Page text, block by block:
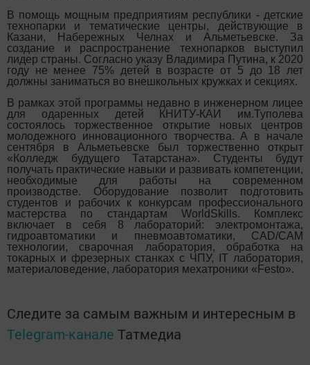
В помощь мощным предприятиям республики - детские
технопарки и тематические центры, действующие в
Казани, Набережных Челнах и Альметьевске. За
создание и распространение технопарков выступил
лидер страны. Согласно указу Владимира Путина, к 2020
году не менее 75% детей в возрасте от 5 до 18 лет
должны заниматься во внешкольных кружках и секциях.
В рамках этой программы недавно в инженерном лицее
для одаренных детей КНИТУ-КАИ им.Туполева
состоялось торжественное открытие новых центров
молодежного инновационного творчества. А в начале
сентября в Альметьевске был торжественно открыт
«Колледж будущего Татарстана». Студенты будут
получать практические навыки и развивать компетенции,
необходимые для работы на современном
производстве. Оборудование позволит подготовить
студентов и рабочих к конкурсам профессионального
мастерства по стандартам WorldSkills. Комплекс
включает в себя 8 лабораторий: электромонтажа,
гидроавтоматики и пневмоавтоматики, CAD/CAM
технологии, сварочная лаборатория, обработка на
токарных и фрезерных станках с ЧПУ, IT лаборатория,
материаловедение, лаборатория мехатроники «Festo».
Следите за самым важным и интересным в
Telegram-канале Татмедиа